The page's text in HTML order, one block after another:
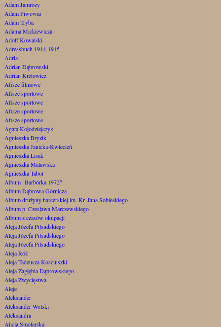
Adam Jamrozy
Adam Piwowar
Adam Tryba
Adama Mickiewicza
Adolf Kowalski
Adressbuch 1914-1915
Adria
Adrian Dąbrowski
Adrian Kretowicz
Afisze filmowe
Afisze sportowe
Afisze sportowe
Afisze sportowe
Afisze sportowe
Agata Kołodziejczyk
Agnieszka Bryzik
Agnieszka Janicka-Kwiecień
Agnieszka Lisak
Agnieszka Malawska
Agnieszka Tabor
Album "Barbórka 1972"
Album Dąbrowa Górnicza
Album drużyny harcerskiej im. Kr. Jana Sobieskiego
Album p. Czesława Marczewskiego
Album z czasów okupacji
Aleja Józefa Piłsudskiego
Aleja Józefa Piłsudskiego
Aleja Józefa Piłsudskiego
Aleja Róż
Aleja Tadeusza Kościuszki
Aleja Zagłębia Dąbrowskiego
Aleja Zwycięstwa
Aleje
Aleksander
Aleksander Wolski
Aleksandra
Alicja Smolarska